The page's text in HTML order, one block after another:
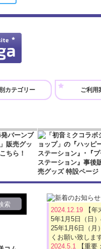
カテゴリー ご利用
2024.12.19
【
5年1月5日（日
25年1月6日（月
くお願い致しま
2024.5.1
【重